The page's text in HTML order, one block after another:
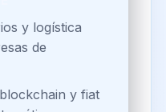
en
y prevención